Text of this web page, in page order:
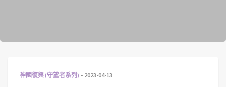
神國復興 (守望者系列) 2023-04-13